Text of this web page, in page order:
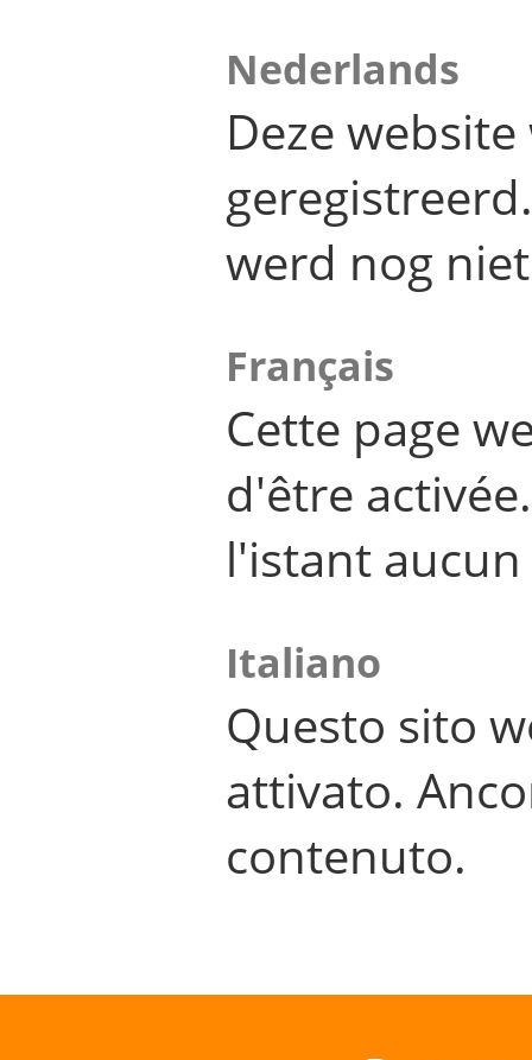
Nederlands
Deze
werd nog
Français
Cette page
d'être
l'istant
Italiano
Questo sito
attivato.
contenuto.